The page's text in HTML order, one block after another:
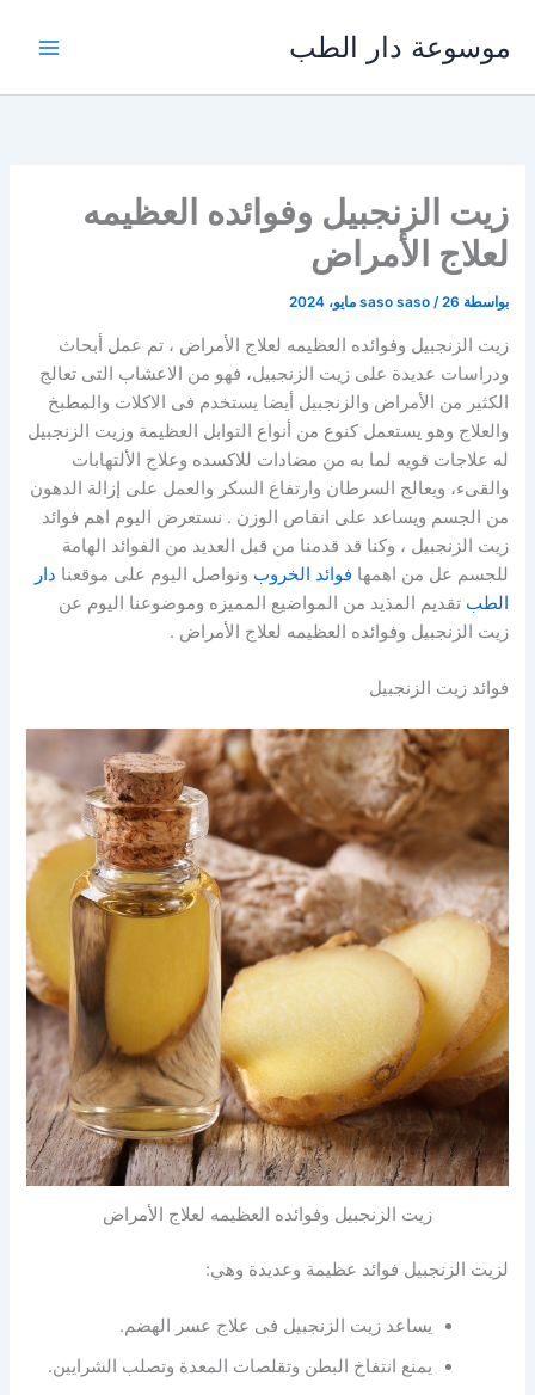
المحتوى
موسوعة دار الطب
زيت الزنجبيل وفوائده العظيمه
لعلاج الأمراض
بواسطة saso saso /26 مايو، 2024
زيت الزنجبيل وفوائده العظيمه لعلاج الأمراض ، تم عمل أبحاث
ودراسات عديدة على زيت الزنجبيل، فهو من الاعشاب التى تعالج
الكثير من الأمراض والزنجبيل أيضا يستخدم فى الاكلات والمطبخ
والعلاج وهو يستعمل كنوع من أنواع التوابل العظيمة وزيت الزنجبيل
له علاجات قويه لما به من مضادات للاكسده وعلاج الألتهابات
والقىء، ويعالج السرطان وارتفاع السكر والعمل على إزالة الدهون
من الجسم ويساعد على انقاص الوزن . نستعرض اليوم اهم فوائد
زيت الزنجبيل ، وكنا قد قدمنا من قبل العديد من الفوائد الهامة
للجسم عل من اهمها فوائد الخروب ونواصل اليوم على موقعنا دار
الطب تقديم المذيد من المواضيع المميزه وموضوعنا اليوم عن
زيت الزنجبيل وفوائده العظيمه لعلاج الأمراض .
فوائد زيت الزنجبيل
زيت الزنجبيل وفوائده العظيمه لعلاج الأمراض
لزيت الزنجبيل فوائد عظيمة وعديدة وهي:
يساعد زيت الزنجبيل فى علاج عسر الهضم.
يمنع انتفاخ البطن وتقلصات المعدة وتصلب الشرايين.